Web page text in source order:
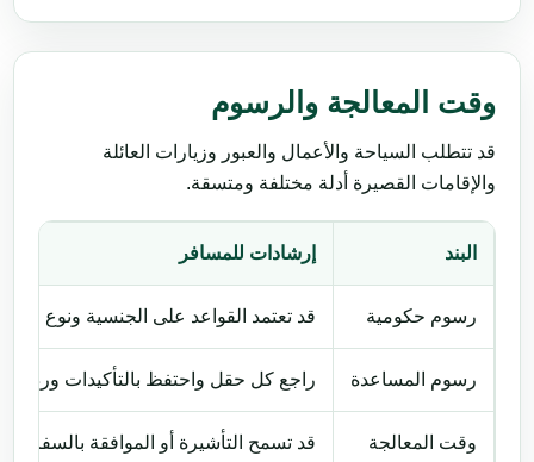
وقت المعالجة والرسوم
قد تتطلب السياحة والأعمال والعبور وزيارات العائلة
والإقامات القصيرة أدلة مختلفة ومتسقة.
البند إرشادات للمسافر
رسوم حكومية قد تعتمد القواعد على الجنسية ونوع جواز
رسوم المساعدة راجع كل حقل واحتفظ بالتأكيدات ورد
وقت المعالجة قد تسمح التأشيرة أو الموافقة